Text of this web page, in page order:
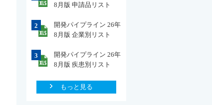
8月版 申請品リスト
2
開発パイプライン 26年
8月版 企業別リスト
3
開発パイプライン 26年
8月版 疾患別リスト
もっと見る